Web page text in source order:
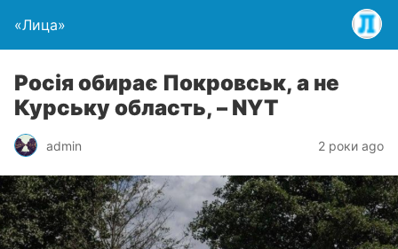
«Лица»
Росія обирає Покровськ, а не
Курську область, – NYT
admin 2 роки ago